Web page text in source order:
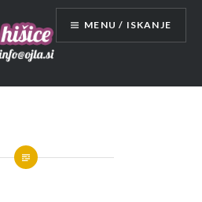
MENU / ISKANJE